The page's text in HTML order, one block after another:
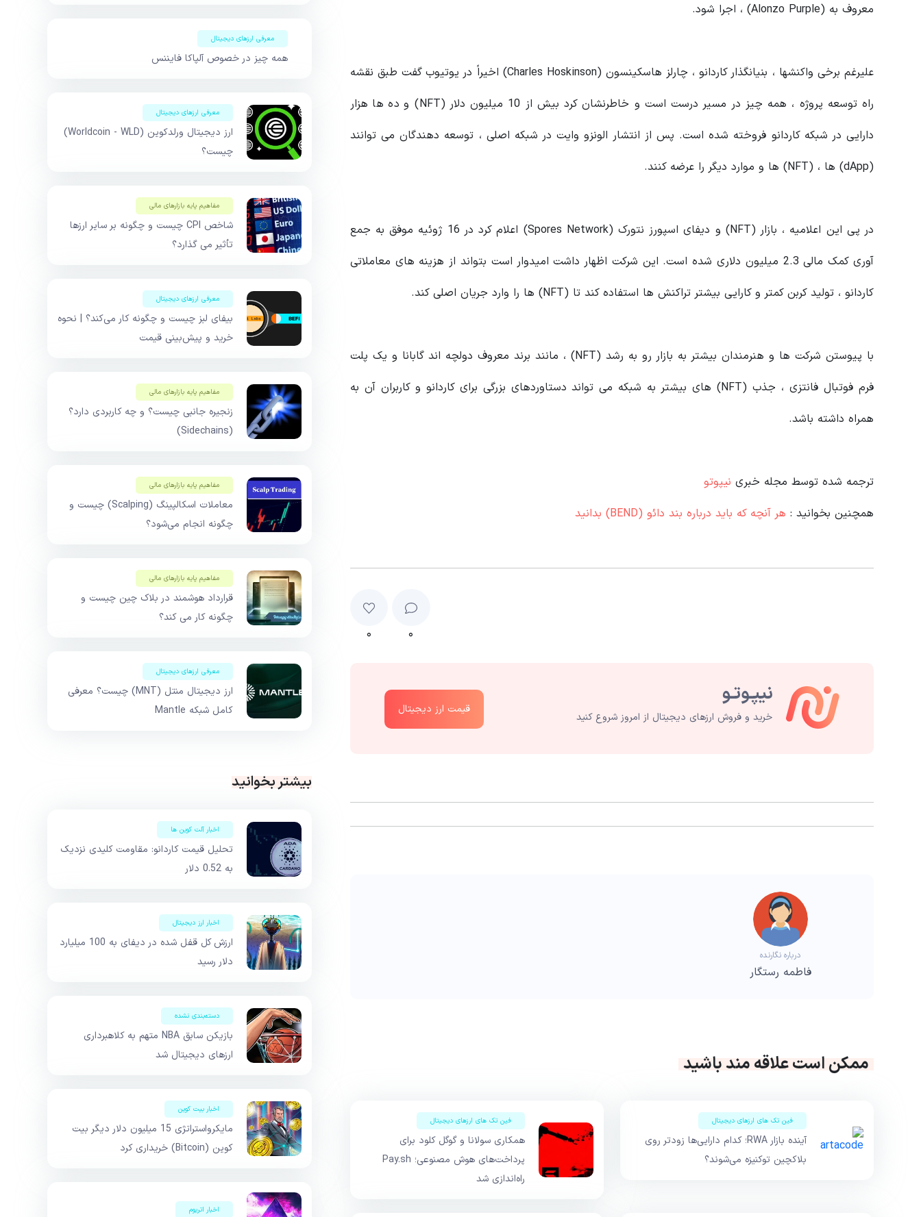
معروف به (Alonzo Purple) ، اجرا شود.
علیرغم برخی واکنشها ، بنیانگذار کاردانو ، چارلز هاسکینسون (Charles Hoskinson) اخیراً در یوتیوب گفت طبق نقشه
راه توسعه پروژه ، همه چیز در مسیر درست است و خاطرنشان کرد بیش از 10 میلیون دلار (NFT) و ده ها هزار
دارایی در شبکه کاردانو فروخته شده است. پس از انتشار الونزو وایت در شبکه اصلی ، توسعه دهندگان می توانند
(dApp) ها ، (NFT) ها و موارد دیگر را عرضه کنند.
در پی این اعلامیه ، بازار (NFT) و دیفای اسپورز نتورک (Spores Network) اعلام کرد در 16 ژوئیه موفق به جمع
آوری کمک مالی 2.3 میلیون دلاری شده است. این شرکت اظهار داشت امیدوار است بتواند از هزینه های معاملاتی
کاردانو ، تولید کربن کمتر و کارایی بیشتر تراکنش ها استفاده کند تا (NFT) ها را وارد جریان اصلی کند.
با پیوستن شرکت ها و هنرمندان بیشتر به بازار رو به رشد (NFT) ، مانند برند معروف دولچه اند گابانا و یک پلت
فرم فوتبال فانتزی ، جذب (NFT) های بیشتر به شبکه می تواند دستاوردهای بزرگی برای کاردانو و کاربران آن به
همراه داشته باشد.
ترجمه شده توسط مجله خبری نیپوتو
همچنین بخوانید : هر آنچه که باید درباره بند دائو (BEND) بدانید
۰ ۰
خرید و فروش ارزهای دیجیتال از امروز شروع کنید
قیمت ارز دیجیتال
درباره نگارنده
فاطمه رستگار
ممکن است علاقه مند باشید
فین تک های ارزهای دیجیتال
آینده بازار RWA؛ کدام دارایی‌ها زودتر روی
بلاکچین توکنیزه می‌شوند؟
فین تک های ارزهای دیجیتال
همکاری سولانا و گوگل کلود برای
پرداخت‌های هوش مصنوعی؛ Pay.sh
راه‌اندازی شد
معرفی ارزهای دیجیتال
همه چیز در خصوص آلپاکا فایننس
معرفی ارزهای دیجیتال
ارز دیجیتال ورلدکوین (Worldcoin - WLD)
چیست؟
مفاهیم پایه بازار‌های مالی
شاخص CPI چیست و چگونه بر سایر ارزها
تأثیر می گذارد؟
معرفی ارزهای دیجیتال
بیفای لبز چیست و چگونه کار می‌کند؟ | نحوه
خرید و پیش‌بینی قیمت
مفاهیم پایه بازار‌های مالی
زنجیره جانبی چیست؟ و چه کاربردی دارد؟
(Sidechains)
مفاهیم پایه بازار‌های مالی
معاملات اسکالپینگ (Scalping) چیست و
چگونه انجام می‌شود؟
مفاهیم پایه بازار‌های مالی
قرارداد هوشمند در بلاک چین چیست و
چگونه کار می کند؟
معرفی ارزهای دیجیتال
ارز دیجیتال منتل (MNT) چیست؟ معرفی
کامل شبکه Mantle
بیشتر بخوانید
اخبار آلت کوین ها
تحلیل قیمت کاردانو: مقاومت کلیدی نزدیک
به 0.52 دلار
اخبار ارز دیجیتال
ارزش کل قفل شده در دیفای به 100 میلیارد
دلار رسید
دسته‌بندی نشده
بازیکن سابق NBA متهم به کلاهبرداری‌
ارزهای دیجیتال شد
اخبار بیت کوین
مایکرواستراتژی 15 میلیون دلار دیگر بیت
کوین (Bitcoin) خریداری کرد
اخبار اتریوم